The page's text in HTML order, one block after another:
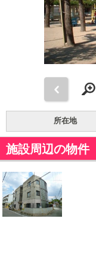
所在地
施設周辺の物件